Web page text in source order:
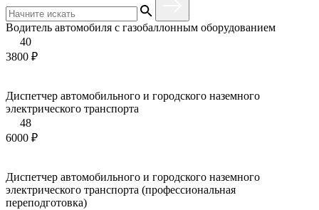
Водитель автомобиля с газобаллонным оборудованием
40
3800 ₽
Диспетчер автомобильного и городского наземного
электрического транспорта
48
6000 ₽
Диспетчер автомобильного и городского наземного
электрического транспорта (профессиональная
переподготовка)